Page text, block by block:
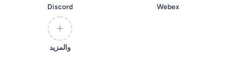
Discord Webex
والمزيد